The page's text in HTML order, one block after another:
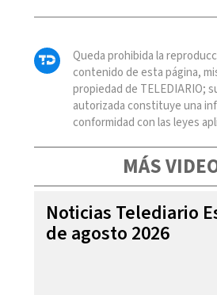
Queda prohibida la
contenido de esta página,
propiedad de TELEDIARIO;
autorizada constituye una
conformidad con las leyes
MÁS
Noticias Telediario
de agosto 2026